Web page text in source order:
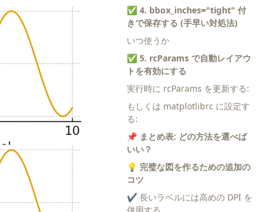
✅ 4. bbox_inches="tight" 付
きで保存する (手早い対処法)
いつ使うか
✅ 5. rcParams で自動レイアウ
トを有効にする
実行時に rcParams を更新する:
もしくは matplotlibrc に設定す
る:
📌 まとめ表: どの方法を選べば
いい？
💡 完璧な図を作るための追加の
コツ
✔ 長いラベルには高めの DPI を